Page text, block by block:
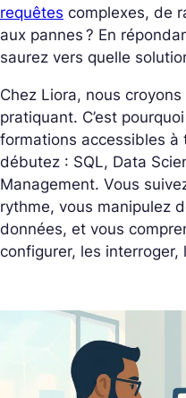
requêtes complexes, de
aux pannes ? En
saurez vers quelle
Chez Liora, nous croyons
pratiquant. C’est
formations accessibles à
débutez : SQL, Data
Management. Vous
rythme, vous manipulez
données, et vous
configurer, les interroger,